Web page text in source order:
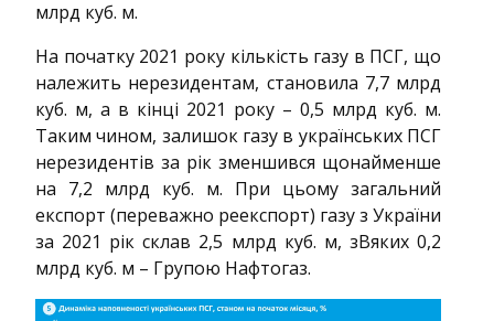
млрд куб. м.
На початку 2021 року кількість газу в ПСГ, що
належить нерезидентам, становила 7,7 млрд
куб. м, а в кінці 2021 року – 0,5 млрд куб. м.
Таким чином, залишок газу в українських ПСГ
нерезидентів за рік зменшився щонайменше
на 7,2 млрд куб. м. При цьому загальний
експорт (переважно реекспорт) газу з України
за 2021 рік склав 2,5 млрд куб. м, зBяких 0,2
млрд куб. м – Групою Нафтогаз.